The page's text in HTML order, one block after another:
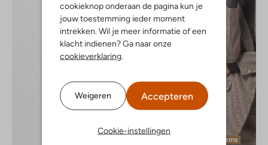
cookieknop onderaan de pagina kun je
jouw toestemming ieder moment
intrekken. Wil je meer informatie of een
klacht indienen? Ga naar onze
cookieverklaring
Weigeren Accepteren
Cookie-instellingen
Laatste items